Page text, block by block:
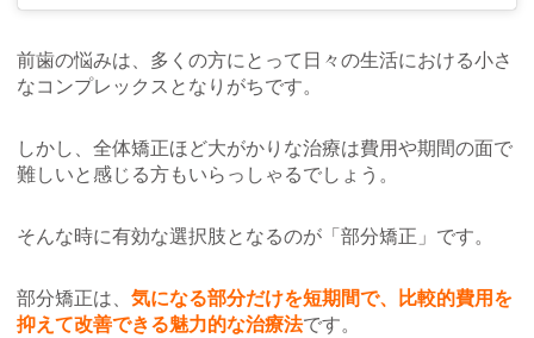
前歯の悩みは、多くの方にとって日々の生活における小さ
なコンプレックスとなりがちです。
しかし、全体矯正ほど大がかりな治療は費用や期間の面で
難しいと感じる方もいらっしゃるでしょう。
そんな時に有効な選択肢となるのが「部分矯正」です。
部分矯正は、 気になる部分だけを短期間で、比較的費用を
抑えて改善できる魅力的な治療法です。